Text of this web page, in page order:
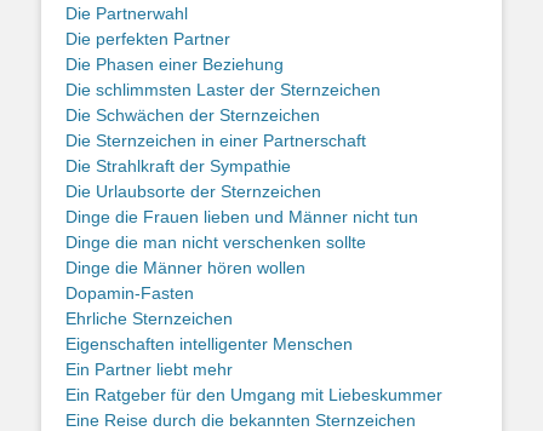
Die Partnerwahl
Die perfekten Partner
Die Phasen einer Beziehung
Die schlimmsten Laster der Sternzeichen
Die Schwächen der Sternzeichen
Die Sternzeichen in einer Partnerschaft
Die Strahlkraft der Sympathie
Die Urlaubsorte der Sternzeichen
Dinge die Frauen lieben und Männer nicht tun
Dinge die man nicht verschenken sollte
Dinge die Männer hören wollen
Dopamin-Fasten
Ehrliche Sternzeichen
Eigenschaften intelligenter Menschen
Ein Partner liebt mehr
Ein Ratgeber für den Umgang mit Liebeskummer
Eine Reise durch die bekannten Sternzeichen